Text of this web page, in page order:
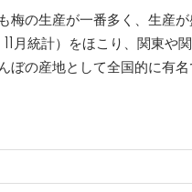
梅の生産が一番多く、生産
月統計）をほこり、関東や
ぼの産地として全国的に有